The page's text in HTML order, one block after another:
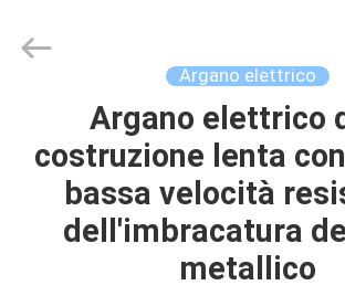
PRODOTTI
Crane
Machinery
Argano elettrico
Argano elettrico
costruzione lenta
bassa velocità
dell'imbracatura
metallico